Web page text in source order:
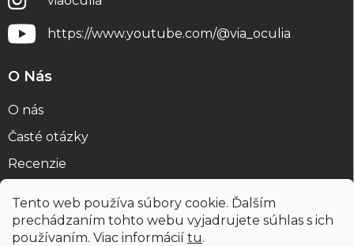
Tento web používa súbory cookie. Ďalším
prechádzaním tohto webu vyjadrujete súhlas s ich
používaním. Viac informácií tu.
https://www.youtube.com/@via_oculia
O Nás
O nás
Časté otázky
Recenzie